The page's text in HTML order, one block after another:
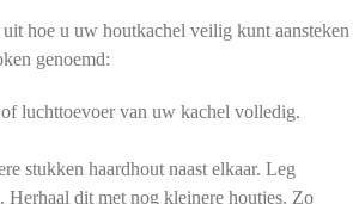
hoe u uw houtkachel veilig kunt aansteken
genoemd:
luchttoevoer van uw kachel volledig.
stukken haardhout naast elkaar. Leg
Herhaal dit met nog kleinere houtjes. Zo